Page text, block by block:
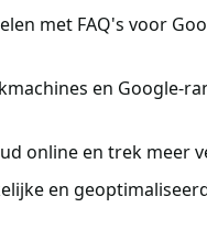
met FAQ's voor
en Google-
online en trek meer
en